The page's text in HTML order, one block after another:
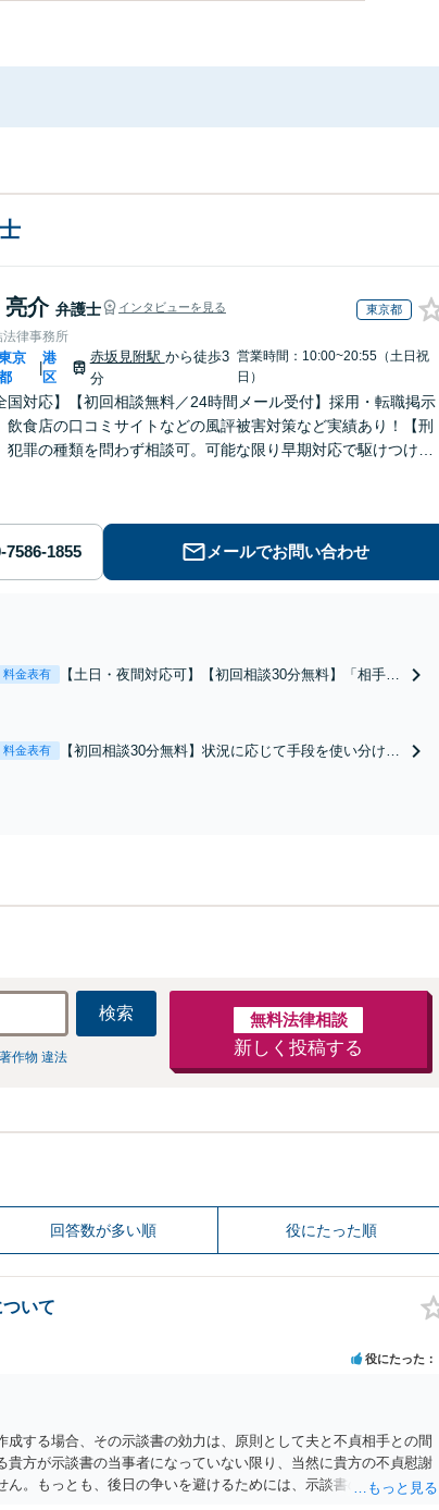
亮介 弁護士 インタビューを見る 東京都
法律事務所
京
港
区
赤坂見附駅 から徒歩3
分
営業時間：10:00~20:55（土日祝
日）
国対応】【初回相談無料／24時間メール受付】採用・転職掲示
飲食店の口コミサイトなどの風評被害対策など実績あり！【刑
犯罪の種類を問わず相談可。可能な限り早期対応で駆けつけサ
メールでお問い合わせ
料金表有
【土日・夜間対応可】【初回相談30分無料】「相手方
金額アップ／減額交渉も対応可」【完全個室対応】
料金表有
【初回相談30分無料】状況に応じて手段を使い分け、
検索
著作物 違法
無料法律相談
新しく投稿する
回答数が多い順 役にたった順
いて
役にたった
成する場合、その示談書の効力は、原則として夫と不貞相手との間
貴方が示談書の当事者になっていない限り、当然に貴方の不貞慰謝
ん。もっとも、後日の争いを避けるためには、示談書の中に「本示